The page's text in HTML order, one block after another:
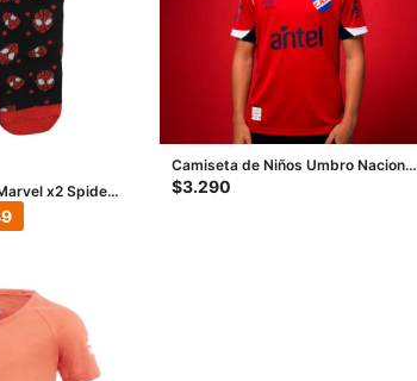
x2 Spider
Azul Marino
Camiseta de Niños Umbro Nacional
Away 1 - Rojo
$3.290